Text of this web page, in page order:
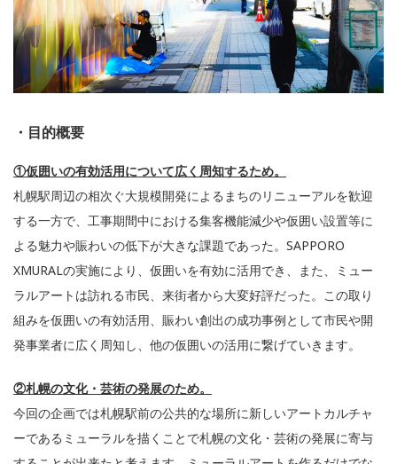
・ 目的概要
①仮囲いの有効活用について広く周知するため。
札幌駅周辺の相次ぐ大規模開発によるまちのリニューアルを歓迎
する一方で、工事期間中における集客機能減少や仮囲い設置等に
よる魅力や賑わいの低下が大きな課題であった。SAPPORO
XMURALの実施により、仮囲いを有効に活用でき、また、ミュー
ラルアートは訪れる市民、来街者から大変好評だった。この取り
組みを仮囲いの有効活用、賑わい創出の成功事例として市民や開
発事業者に広く周知し、他の仮囲いの活用に繋げていきます。
②札幌の文化・芸術の発展のため。
今回の企画では札幌駅前の公共的な場所に新しいアートカルチャ
ーであるミューラルを描くことで札幌の文化・芸術の発展に寄与